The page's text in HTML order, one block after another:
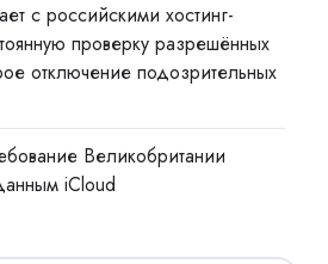
с российскими хостинг-
проверку разрешённых
отключение подозрительных
Великобритании
iCloud